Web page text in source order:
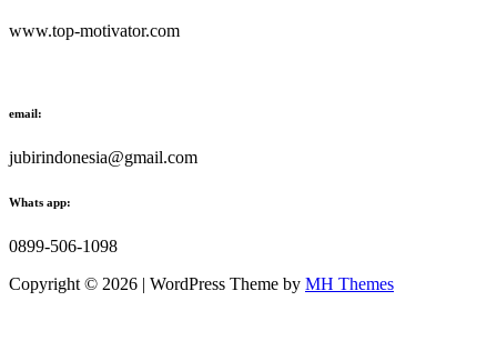
www.top-motivator.com
email:
jubirindonesia@gmail.com
Whats app:
0899-506-1098
Copyright © 2026 | WordPress Theme by MH Themes